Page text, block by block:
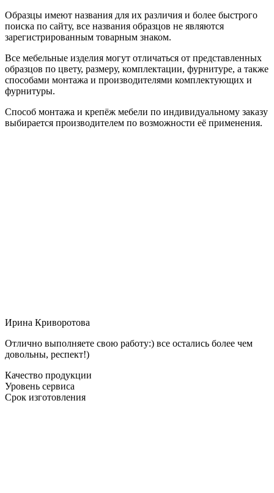
Образцы имеют названия для их различия и более быстрого
поиска по сайту, все названия образцов не являются
зарегистрированным товарным знаком.
Все мебельные изделия могут отличаться от представленных
образцов по цвету, размеру, комплектации, фурнитуре, а также
способами монтажа и производителями комплектующих и
фурнитуры.
Способ монтажа и крепёж мебели по индивидуальному заказу
выбирается производителем по возможности её применения.
Ирина Криворотова
Отлично выполняете свою работу:) все остались более чем
довольны, респект!)
Качество продукции
Уровень сервиса
Срок изготовления